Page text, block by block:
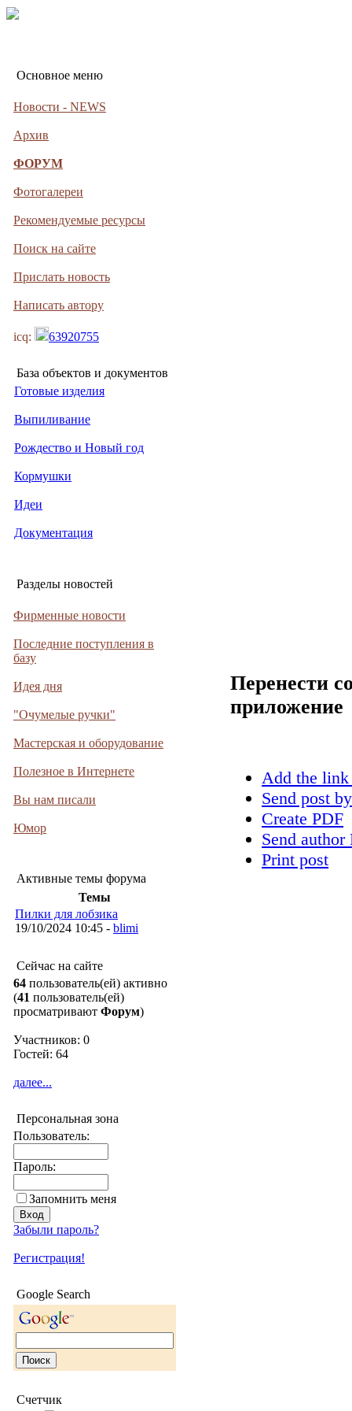
Основное меню
Новости - NEWS
Архив
ФОРУМ
Фотогалереи
Рекомендуемые ресурсы
Поиск на сайте
Прислать новость
Написать автору
icq: 63920755
База объектов и документов
Готовые изделия
Выпиливание
Рождество и Новый год
Кормушки
Идеи
Документация
Разделы новостей
Фирменные новости
Последние поступления в
базу
Идея дня
"Очумелые ручки"
Мастерская и оборудование
Полезное в Интернете
Вы нам писали
Юмор
Активные темы форума
Темы
Пилки для лобзика
19/10/2024 10:45 - blimi
Сейчас на сайте
64 пользователь(ей) активно
(41 пользователь(ей)
просматривают Форум)
Участников: 0
Гостей: 64
далее...
Персональная зона
Пользователь:
Пароль:
Запомнить меня
Забыли пароль?
Регистрация!
Google Search
Счетчик
Перенести
приложение
Add the
Send post
Create PDF
Send
Print post